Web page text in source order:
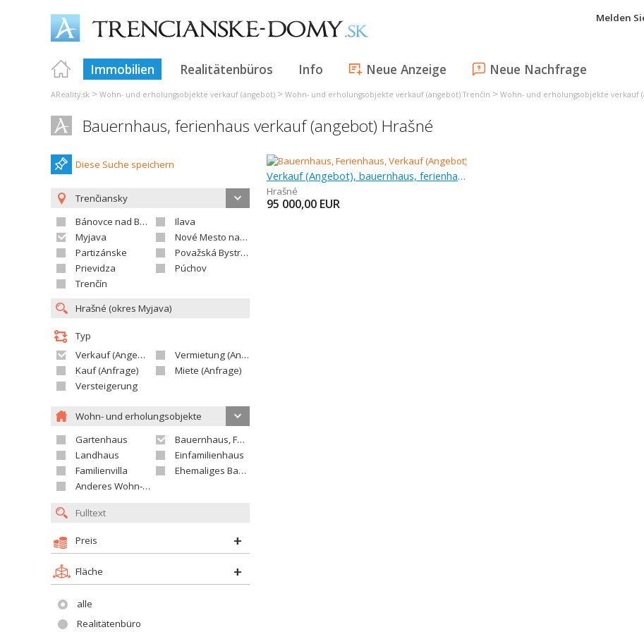
Melden
Immobilien Realitätenbüros Info Neue Anzeige Neue Nachfrage
AReality.sk > Wohn- und erholungsobjekte verkauf (angebot) > Wohn- und erholungsobjekte verkauf (angebot) Trenčín > Wohn- und erholungsobjekte verkauf
Bauernhaus, ferienhaus verkauf (angebot) Hrašné
Diese Suche speichern
Trenčiansky
Bánovce nad Bebravou
Ilava
Myjava
Nové Mesto nad Váhom
Partizánske
Považská Bystrica
Prievidza
Púchov
Trenčín
Typ
Verkauf (Angebot)
Vermietung (Angebot)
Kauf (Anfrage)
Miete (Anfrage)
Versteigerung
Wohn- und erholungsobjekte
Gartenhaus
Bauernhaus, Ferienhaus
Landhaus
Einfamilienhaus
Familienvilla
Ehemaliges Bauerngut
Anderes Wohn- oder Ferienobjekt
Preis
Fläche
alle
Realitätenbüro
Verkauf (Angebot), bauernhaus, ferienhaus, 1 277 m
Hrašné
95 000,00 EUR